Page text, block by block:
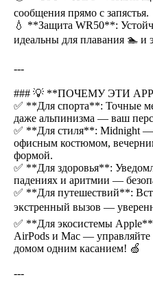
сообщения прямо с запястья.
💧 **Защита WR50**:
идеальны для плавания 🏊 и
---
### 💡 **ПОЧЕМУ ЭТИ
✅ **Для спорта**: Точные
даже альпинизма — ваш
✅ **Для стиля**: Midnight —
офисным костюмом,
формой.
✅ **Для здоровья**:
падениях и аритмии —
✅ **Для путешествий**:
экстренный вызов —
✅ **Для экосистемы
AirPods и Mac —
домом одним касанием! 🍏
---